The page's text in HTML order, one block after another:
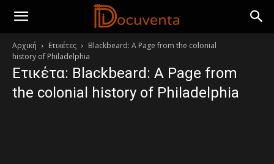
Αρχική Ετικέτες
Blackbeard: A Page from the colonial
history of Philadelphia
Ετικέτα: Blackbeard: A Page from
the colonial history of Philadelphia